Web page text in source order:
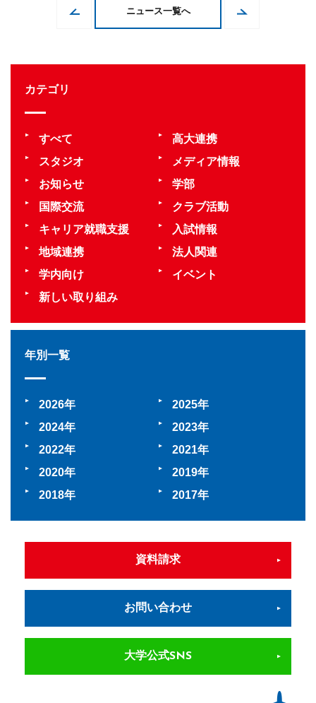
ニュース一覧へ
カテゴリ
すべて
高大連携
スタジオ
メディア情報
お知らせ
学部
国際交流
クラブ活動
キャリア就職支援
入試情報
地域連携
法人関連
学内向け
イベント
新しい取り組み
年別一覧
2026
2025
2024
2023
2022
2021
2020
2019
2018
2017
資料請求
お問い合わせ
大学公式SNS